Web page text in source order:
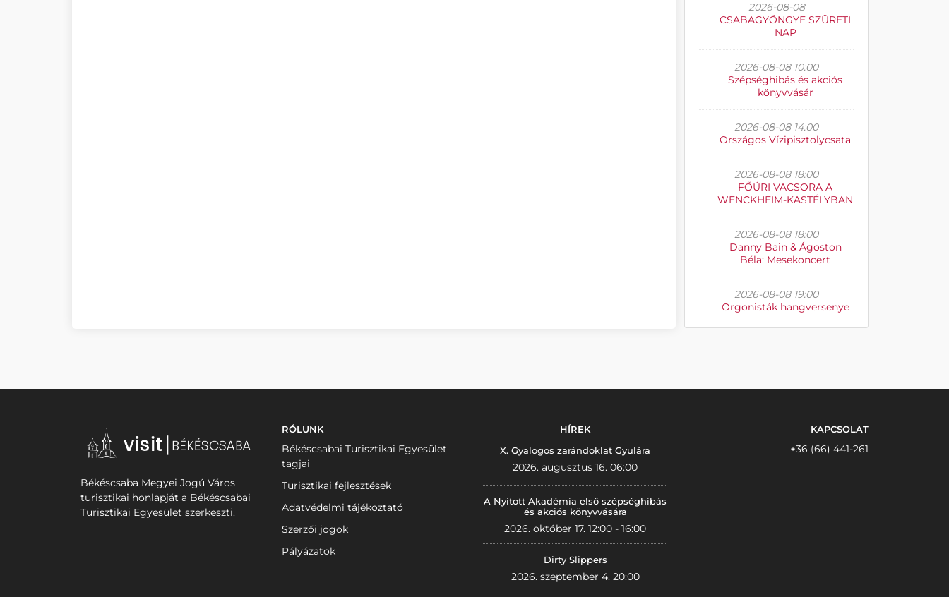
2026-08-08
CSABAGYÖNGYE SZÜRETI
NAP
2026-08-08 10:00
Szépséghibás és akciós
könyvvásár
2026-08-08 14:00
Országos Vízipisztolycsata
2026-08-08 18:00
FŐÚRI VACSORA A
WENCKHEIM-KASTÉLYBAN
2026-08-08 18:00
Danny Bain & Ágoston
Béla: Mesekoncert
2026-08-08 19:00
Orgonisták hangversenye
Békéscsaba Megyei Jogú Város
turisztikai honlapját a Békéscsabai
Turisztikai Egyesület szerkeszti.
RÓLUNK
Békéscsabai Turisztikai Egyesület
tagjai
Turisztikai fejlesztések
Adatvédelmi tájékoztató
Szerzői jogok
Pályázatok
HÍREK
X. Gyalogos zarándoklat Gyulára
2026. augusztus 16. 06:00
A Nyitott Akadémia első szépséghibás
és akciós könyvvására
2026. október 17. 12:00 - 16:00
Dirty Slippers
2026. szeptember 4. 20:00
KAPCSOLAT
+36 (66) 441-261